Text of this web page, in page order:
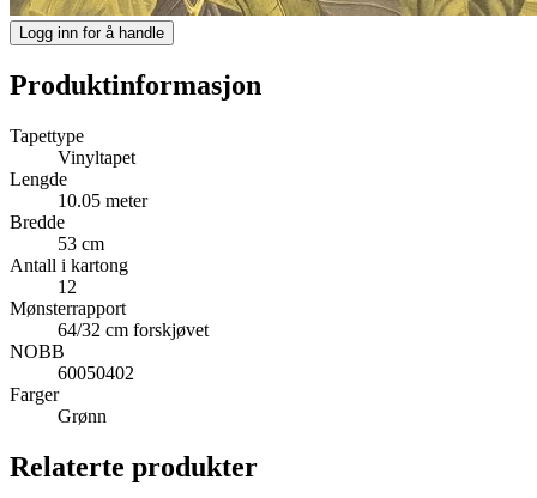
Logg inn for å handle
Produktinformasjon
Tapettype
Vinyltapet
Lengde
10.05 meter
Bredde
53 cm
Antall i kartong
12
Mønsterrapport
64/32 cm forskjøvet
NOBB
60050402
Farger
Grønn
Relaterte produkter